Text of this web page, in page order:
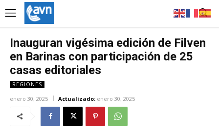
Inauguran vigésima edición de Filven
en Barinas con participación de 25
casas editoriales
REGIONES
enero 30, 2025 Actualizado: enero 30, 2025